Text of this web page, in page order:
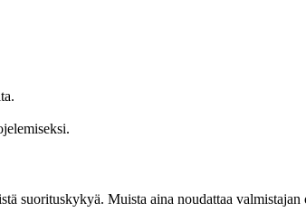
suorituskykyä. Muista aina noudattaa